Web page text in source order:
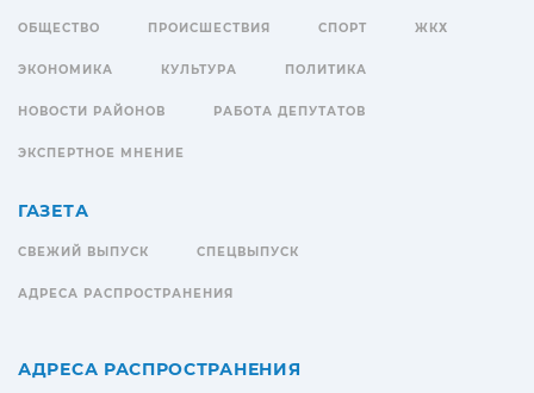
ОБЩЕСТВО ПРОИСШЕСТВИЯ СПОРТ ЖКХ
ЭКОНОМИКА КУЛЬТУРА ПОЛИТИКА
НОВОСТИ РАЙОНОВ РАБОТА ДЕПУТАТОВ
ЭКСПЕРТНОЕ МНЕНИЕ
ГАЗЕТА
СВЕЖИЙ ВЫПУСК СПЕЦВЫПУСК
АДРЕСА РАСПРОСТРАНЕНИЯ
АДРЕСА РАСПРОСТРАНЕНИЯ